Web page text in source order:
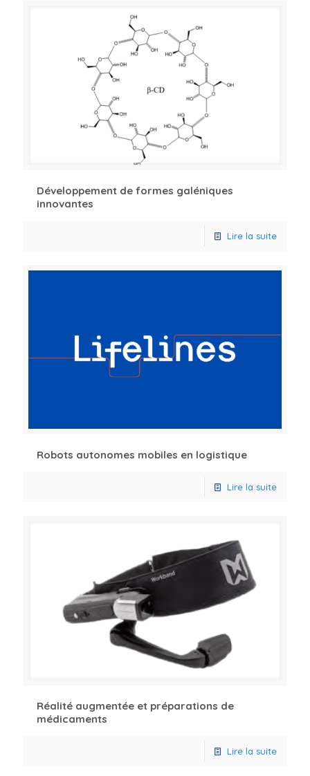
Développement de formes galéniques
innovantes
Lire la suite
Robots autonomes mobiles en logistique
Lire la suite
Réalité augmentée et préparations de
médicaments
Lire la suite